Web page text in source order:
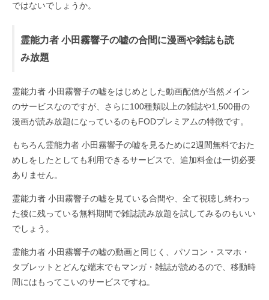
ではないでしょうか。
霊能力者 小田霧響子の嘘の合間に漫画や雑誌も読
み放題
霊能力者 小田霧響子の嘘をはじめとした動画配信が当然メイン
のサービスなのですが、さらに100種類以上の雑誌や1,500冊の
漫画が読み放題になっているのもFODプレミアムの特徴です。
もちろん霊能力者 小田霧響子の嘘を見るために2週間無料でおた
めしをしたとしても利用できるサービスで、追加料金は一切必要
ありません。
霊能力者 小田霧響子の嘘を見ている合間や、全て視聴し終わっ
た後に残っている無料期間で雑誌読み放題を試してみるのもいい
でしょう。
霊能力者 小田霧響子の嘘の動画と同じく、パソコン・スマホ・
タブレットとどんな端末でもマンガ・雑誌が読めるので、移動時
間にはもってこいのサービスですね。